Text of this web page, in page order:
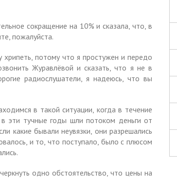
сокращение на 10% и сказала, что, в
пожалуйста.
потому что я простужен и передо
Журавлёвой и сказать, что я не в
радиослушатели, я надеюсь, что вы
в такой ситуации, когда в течение
эти тучные годы шли потоком деньги от
какие бывали неувязки, они разрешались
и то, что поступало, было с плюсом
одно обстоятельство, что цены на